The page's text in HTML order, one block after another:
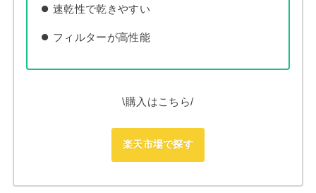
速乾性で乾きやすい
フィルターが高性能
\購入はこちら/
楽天市場で探す